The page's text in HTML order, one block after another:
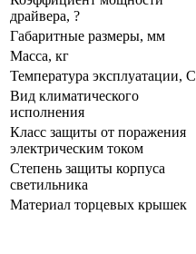
драйвера, ?
Габаритные размеры, мм
Масса, кг
Температура эксплуатации, С
Вид климатического
исполнения
Класс защиты от поражения
электрическим током
Степень защиты корпуса
светильника
Материал торцевых крышек